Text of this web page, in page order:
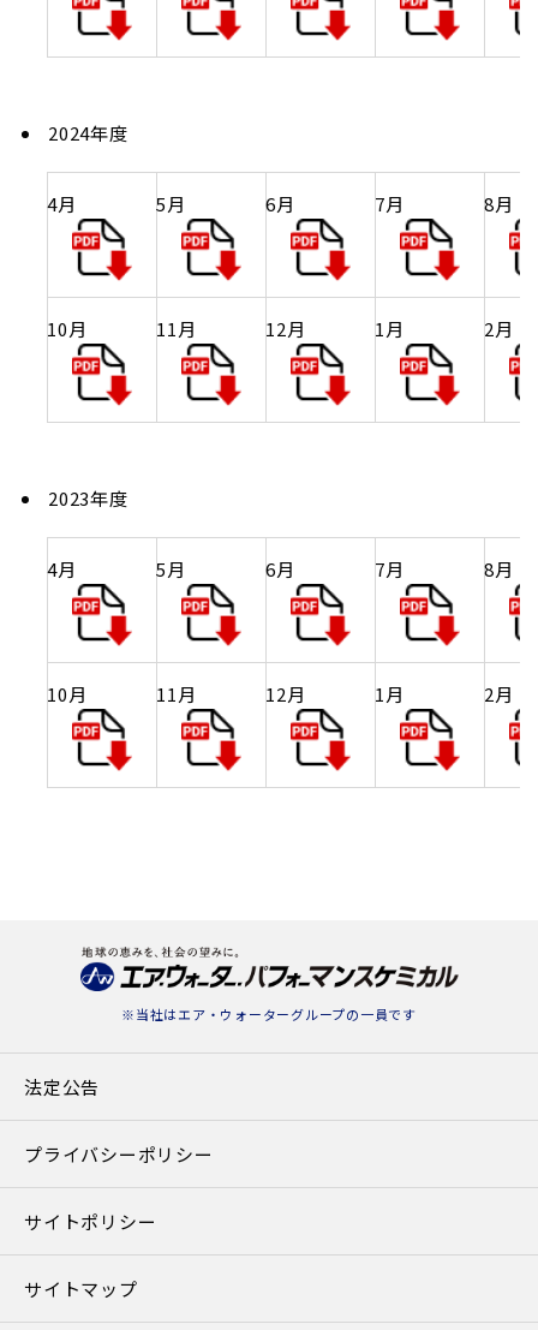
2024年度
4月 5月 6月 7月 8月
10月 11月 12月 1月 2月
2023年度
4月 5月 6月 7月 8月
10月 11月 12月 1月 2月
※当社はエア・ウォーターグループの一員です
法定公告
プライバシーポリシー
サイトポリシー
サイトマップ